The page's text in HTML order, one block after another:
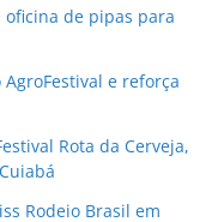
de pipas para
e reforça
Rota da Cerveja,
Rodeio Brasil em